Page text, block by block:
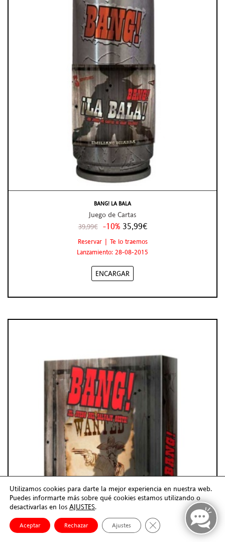
BANG! LA BALA
Juego de Cartas
39,99€ -10% 35,99€
Reservar | Te lo traemos
Lanzamiento: 28-08-2015
ENCARGAR
Utilizamos cookies para darte la mejor experiencia en nuestra web.
Puedes informarte más sobre qué cookies estamos utilizando o
desactivarlas en los AJUSTES.
Aceptar Rechazar Ajustes Cerrar el banner de